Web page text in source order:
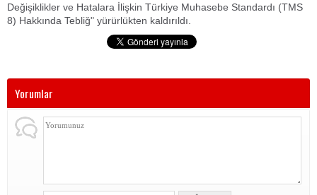
Değişiklikler ve Hatalara İlişkin Türkiye Muhasebe Standardı (TMS
8) Hakkında Tebliğ" yürürlükten kaldırıldı.
Yorumlar